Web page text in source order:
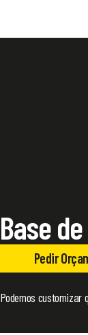
Base
Pedir
Podemos customizar